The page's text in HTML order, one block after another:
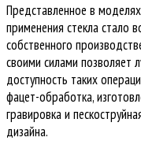
Представленное в
применения стекла стало
собственного
своими силами позволяет
доступность таких
фацет-обработка,
гравировка и
дизайна.